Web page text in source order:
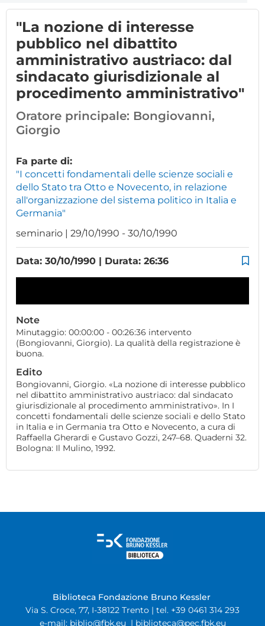
"La nozione di interesse
pubblico nel dibattito
amministrativo austriaco: dal
sindacato giurisdizionale al
procedimento amministrativo"
Oratore principale: Bongiovanni,
Giorgio
Fa parte di:
"I concetti fondamentali delle scienze sociali e
dello Stato tra Otto e Novecento, in relazione
all'organizzazione del sistema politico in Italia e
Germania"
seminario | 29/10/1990 - 30/10/1990
Data: 30/10/1990 | Durata: 26:36
Note
Minutaggio: 00:00:00 - 00:26:36 intervento
(Bongiovanni, Giorgio). La qualità della registrazione è
buona.
Edito
Bongiovanni, Giorgio. «La nozione di interesse pubblico
nel dibattito amministrativo austriaco: dal sindacato
giurisdizionale al procedimento amministrativo». In I
concetti fondamentali delle scienze sociali e dello Stato
in Italia e in Germania tra Otto e Novecento, a cura di
Raffaella Gherardi e Gustavo Gozzi, 247–68. Quaderni 32.
Bologna: Il Mulino, 1992.
Biblioteca Fondazione Bruno Kessler
Via S. Croce, 77, I-38122 Trento | tel. +39 0461 314 293
e-mail: biblio@fbk.eu | biblioteca@pec.fbk.eu